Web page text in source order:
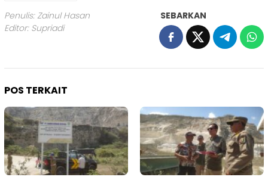
Penulis: Zainul Hasan
Editor: Supriadi
SEBARKAN
POS TERKAIT